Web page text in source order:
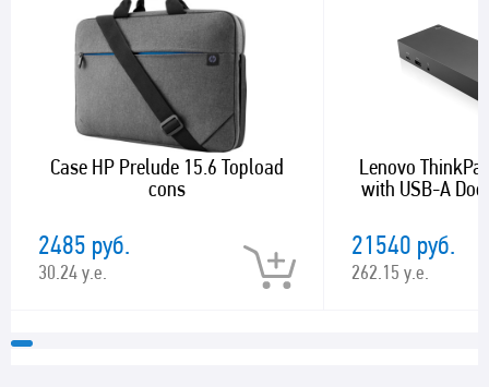
Case HP Prelude 15.6 Topload
cons
2485 руб.
30.24 у.е.
Lenovo
with USB-A
21540 руб.
262.15 у.е.